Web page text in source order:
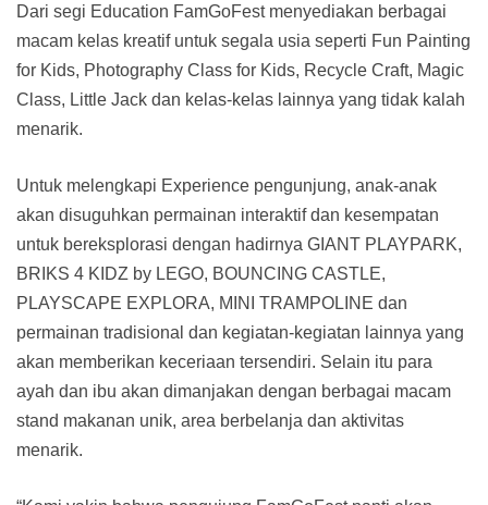
Dari segi Education FamGoFest menyediakan berbagai
macam kelas kreatif untuk segala usia seperti Fun Painting
for Kids, Photography Class for Kids, Recycle Craft, Magic
Class, Little Jack dan kelas-kelas lainnya yang tidak kalah
menarik.
Untuk melengkapi Experience pengunjung, anak-anak
akan disuguhkan permainan interaktif dan kesempatan
untuk bereksplorasi dengan hadirnya GIANT PLAYPARK,
BRIKS 4 KIDZ by LEGO, BOUNCING CASTLE,
PLAYSCAPE EXPLORA, MINI TRAMPOLINE dan
permainan tradisional dan kegiatan-kegiatan lainnya yang
akan memberikan keceriaan tersendiri. Selain itu para
ayah dan ibu akan dimanjakan dengan berbagai macam
stand makanan unik, area berbelanja dan aktivitas
menarik.